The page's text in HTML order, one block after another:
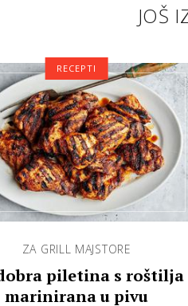
JOŠ
ZA GRILL MAJSTORE
piletina s roštilja
marinirana u pivu
RECEPTI